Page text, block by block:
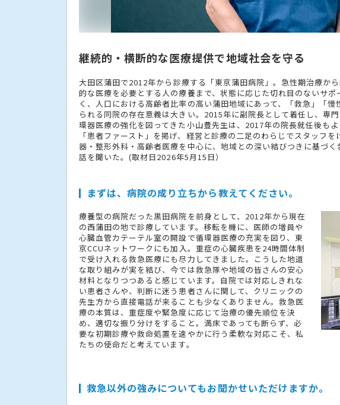
継続的・横断的な医療提供で地域社会を守る
大田区蒲田で2012年から診療する「東京蒲田病院」。急性期治療か
的な医療を必要とする人の療養まで、状態に応じた切れ目のないサ
く、人口における高齢者比率の高い蒲田地域にあって、「救急」「
られる同院の存在意義は大きい。2015年に副院長として着任し、専
環器医療の強化を図ってきた小山豊先生は、2017年の院長就任後も
「患者ファースト」を掲げ、経営と診療の二足のわらじでスタッフ
器・整形外科・高齢者医療を中心に、地域との深い結びつきに基づ
話を聞いた。(取材日2026年5月15日）
まずは、病院の成り立ちから教えてください。
療養型の病院だった黒田病院を前身として、2012年から現在
の西蒲田の地で診療しています。移転を機に、医師の増員や
心臓血管カテーテル室の開設で循環器医療の充実を図り、東
京CCUネットワークにも加入。重症の心臓疾患を24時間体制
で受け入れる救急医療にも尽力してきました。こうした地道
な取り組みが実を結び、今では救急隊や地域の皆さんの安心
材料となりつつあると感じています。自院では対応しきれな
い患者さんや、判断に迷う患者さんに関して、クリニックの
先生方から直接電話が来ることも少なくありません。救急医
療の本質は、重症度や緊急度に応じて治療の優先順位を決
め、適切な振り分けをすること。満床であっても断らず、必
要な初期診療や救命処置を速やかに行う柔軟な対応こそ、私
たちの使命だと考えています。
救急以外の強みについてもお聞かせいただけますか。